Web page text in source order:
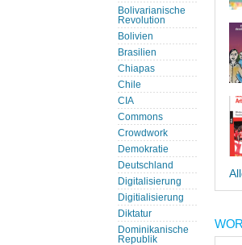
Bolivarianische
Revolution
Bolivien
Brasilien
Chiapas
Chile
CIA
Commons
Crowdwork
Demokratie
Deutschland
Digitalisierung
Digitialisierung
Diktatur
Dominikanische
Republik